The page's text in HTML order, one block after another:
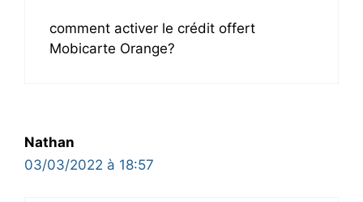
comment activer le crédit offert
Mobicarte Orange?
Nathan
03/03/2022 à 18:57